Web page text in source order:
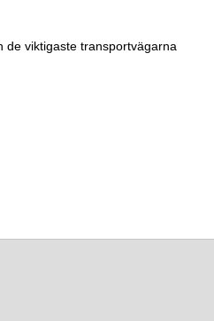
de viktigaste transportvägarna